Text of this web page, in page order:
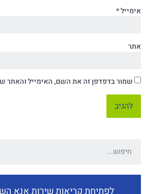
אימייל*
אתר
שמור בדפדפן זה את השם, האימייל והאתר
לפתיחת קריאות שירות אנא